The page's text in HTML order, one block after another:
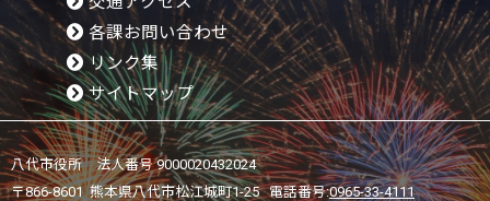
各課お問い合わせ
リンク集
サイトマップ
八代市役所 法人番号 9000020432024
〒866-8601 熊本県八代市松江城町1-25 電話番号:0965-33-4111